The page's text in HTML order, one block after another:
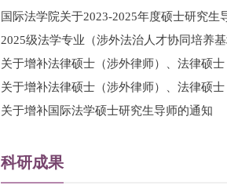
国际法学院关于2023-2025年度硕士研究生
关于增补国际法学硕士研究生导师的通知
科研成果